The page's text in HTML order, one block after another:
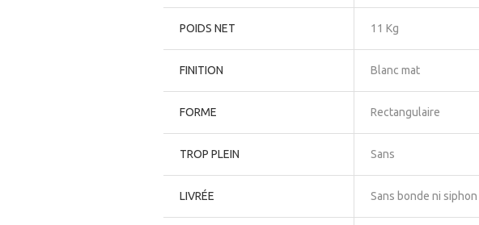
POIDS NET 11 Kg
FINITION Blanc mat
FORME Rectangulaire
TROP PLEIN Sans
LIVRÉE Sans bonde ni siphon